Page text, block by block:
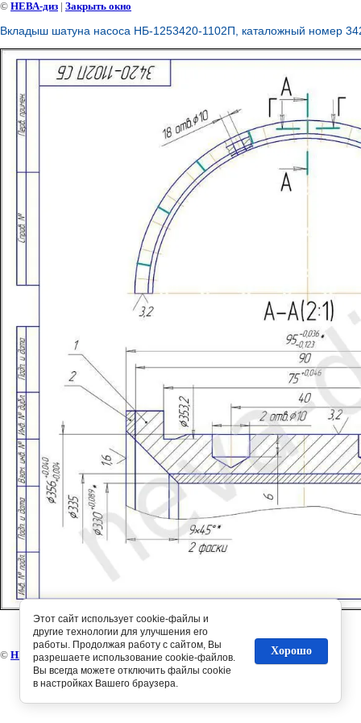
© НЕВА-диз | Закрыть окно
Вкладыш шатуна насоса НБ-1253420-1102П, каталожный номер
© НЕВА-диз
Этот сайт использует cookie-файлы и
другие технологии для улучшения его
работы. Продолжая работу с сайтом, Вы
разрешаете использование cookie-файлов.
Вы всегда можете отключить файлы cookie
в настройках Вашего браузера.
Хорошо